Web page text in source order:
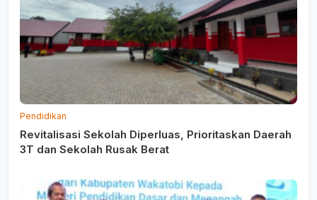
Pendidikan
Revitalisasi Sekolah Diperluas, Prioritaskan Daerah
3T dan Sekolah Rusak Berat